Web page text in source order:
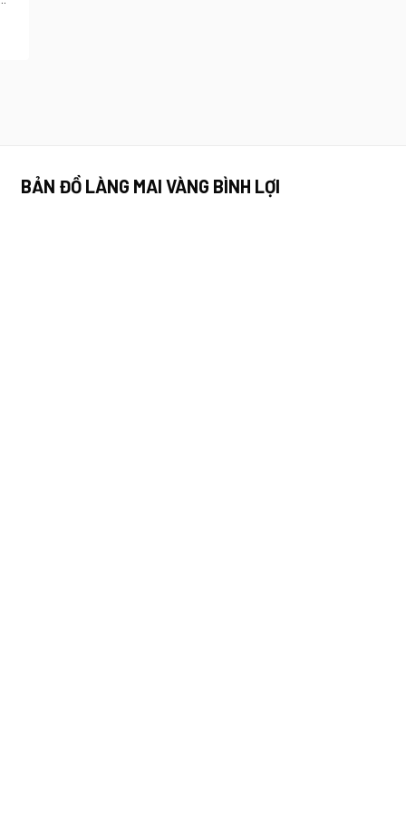
BẢN ĐỒ LÀNG MAI VÀNG BÌNH LỢI